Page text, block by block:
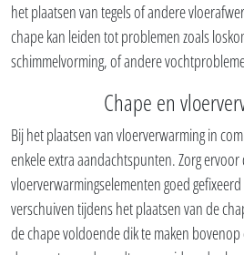
het plaatsen van tegels of andere
chape kan leiden tot problemen zoals
schimmelvorming, of andere
Chape en
Bij het plaatsen van vloerverwarming in
enkele extra aandachtspunten. Zorg ervoor
vloerverwarmingselementen goed
verschuiven tijdens het plaatsen van de
de chape voldoende dik te maken